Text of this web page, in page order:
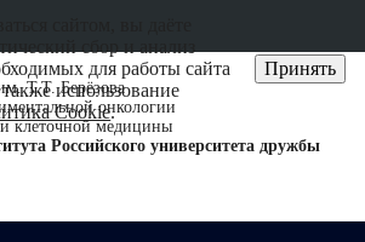
Т.Т. Берёзова
онкологии
клеточной медицины
Российского университета дружбы
сайтом, вы даёте
для работы сайта
использование
Cookie.
Принять